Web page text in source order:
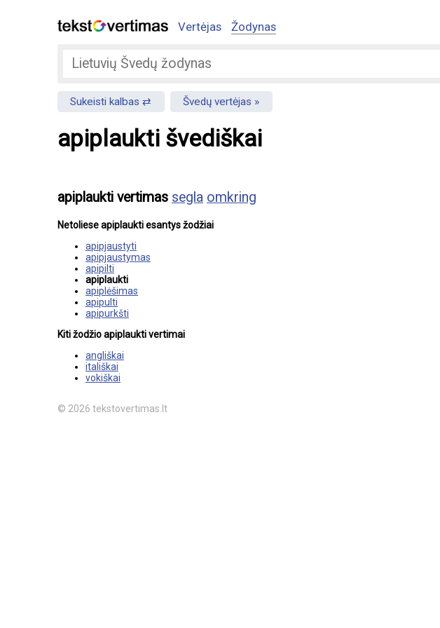
Vertėjas Žodynas
Sukeisti kalbas Švedų vertėjas
apiplaukti švediškai
apiplaukti vertimas segla omkring
Netoliese apiplaukti esantys žodžiai
apipjaustyti
apipjaustymas
apipilti
apiplaukti
apiplėšimas
apipulti
apipurkšti
Kiti žodžio apiplaukti vertimai
angliškai
itališkai
vokiškai
© 2026 tekstovertimas.lt